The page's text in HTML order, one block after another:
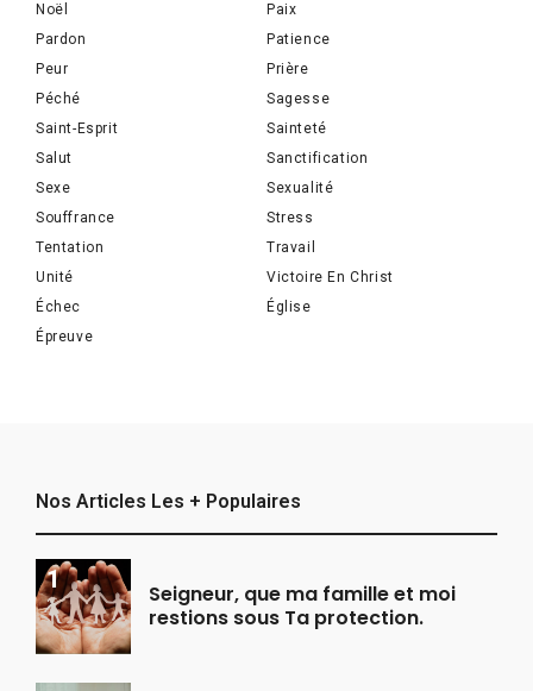
Noël
Paix
Pardon
Patience
Peur
Prière
Péché
Sagesse
Saint-Esprit
Sainteté
Salut
Sanctification
Sexe
Sexualité
Souffrance
Stress
Tentation
Travail
Unité
Victoire En Christ
Échec
Église
Épreuve
Nos Articles Les + Populaires
Seigneur, que ma famille et moi
restions sous Ta protection.